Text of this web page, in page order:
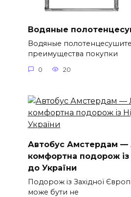
Водяные
Водяные
преимущества покупки
0 20
Автобус Амстердам —
комфортна подорож із
до України
Подорож із Західної
може бути не